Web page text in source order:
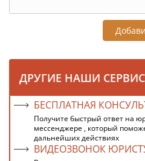
ДРУГИЕ НАШИ
БЕСПЛАТНАЯ
Получите быстрый ответ на
мессенджере , который
дальнейших действиях
ВИДЕОЗВОНОК